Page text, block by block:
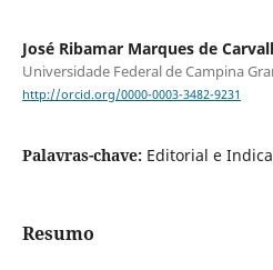
José Ribamar Marques de
Universidade Federal de Campina
http://orcid.org/0000-0003-3482-9231
Palavras-chave: Editorial e
Resumo